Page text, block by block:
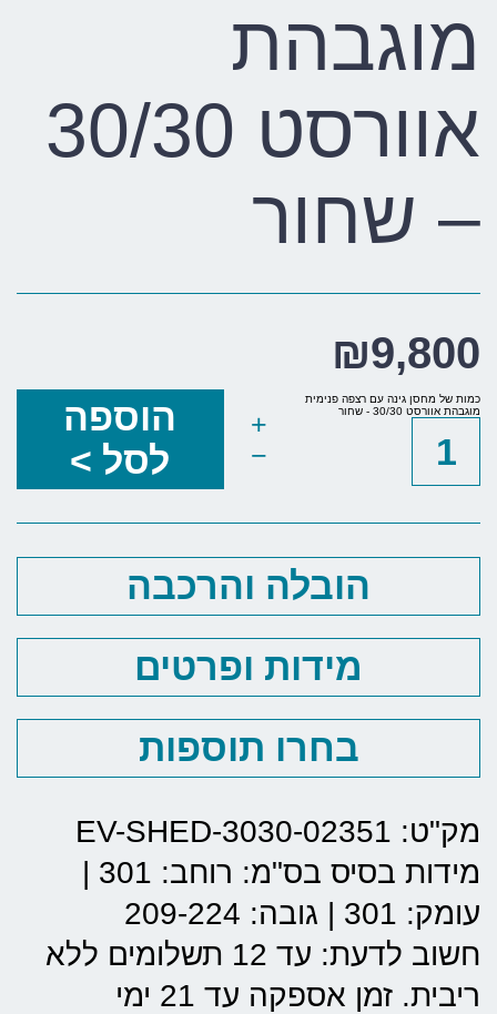
מוגבהת
אוורסט 30/30
– שחור
₪9,800
כמות של מחסן גינה עם רצפה פנימית
מוגבהת אוורסט 30/30 - שחור
+
−
הוספה
לסל >
הובלה והרכבה
מידות ופרטים
בחרו תוספות
מק"ט: EV-SHED-3030-02351
מידות בסיס בס"מ: רוחב: 301
|
עומק: 301
| גובה: 209-224
חשוב לדעת: עד 12 תשלומים ללא
ריבית. זמן אספקה עד 21 ימי